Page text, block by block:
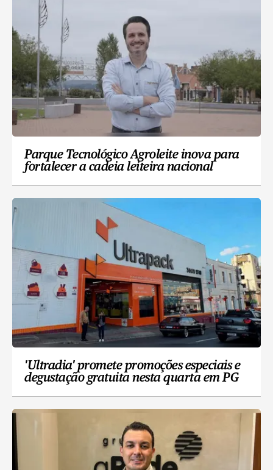
Parque Tecnológico Agroleite inova para
fortalecer a cadeia leiteira nacional
'Ultradia' promete promoções especiais e
degustação gratuita nesta quarta em PG